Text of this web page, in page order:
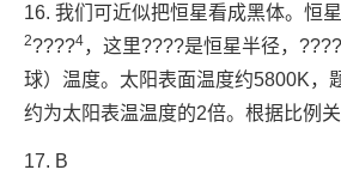
16. 我们可近似把恒星看成黑体。恒
2????4，这里????是恒星半径，
球）温度。太阳表面温度约5800K，
约为太阳表温温度的2倍。根据比例关
17. B